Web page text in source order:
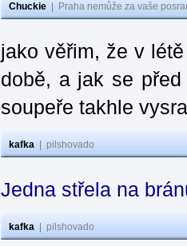
Chuckie Praha nemůže za vaše
jako věřim, že v
době, a jak se
soupeře takhle
kafka pilshovado
Jedna střela na
kafka pilshovado